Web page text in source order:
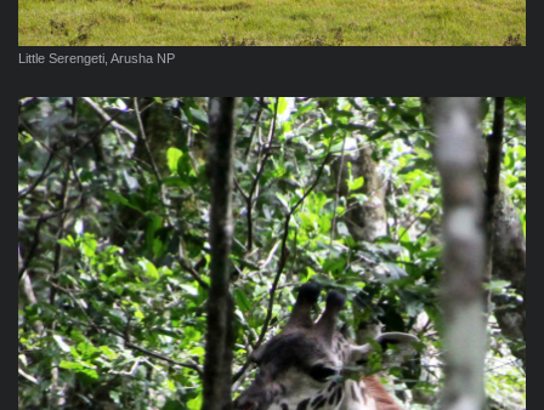
Little Serengeti, Arusha NP